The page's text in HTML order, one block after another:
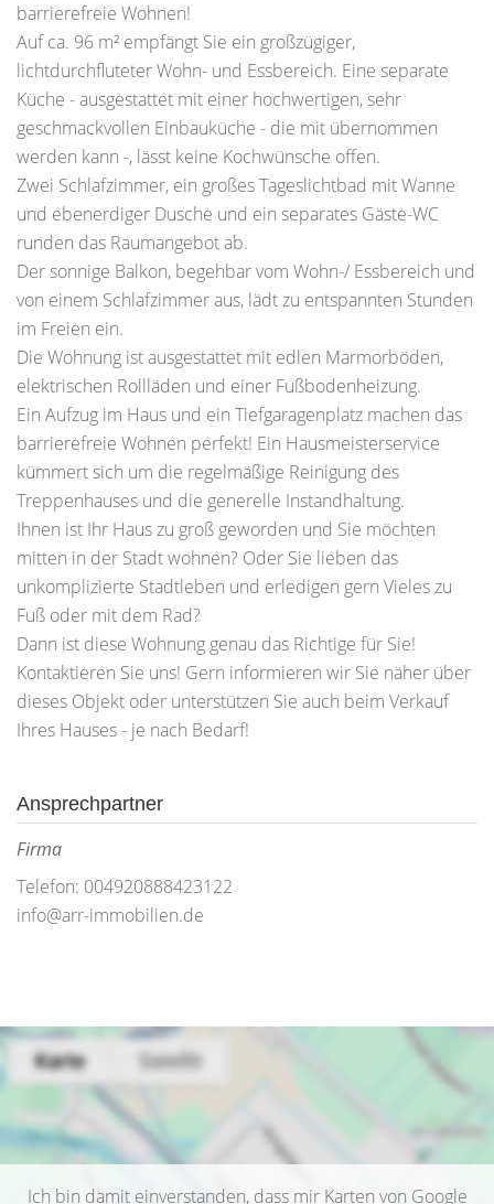
barrierefreie Wohnen!
Auf ca. 96 m² empfängt Sie ein großzügiger,
lichtdurchfluteter Wohn- und Essbereich. Eine separate
Küche - ausgestattet mit einer hochwertigen, sehr
geschmackvollen Einbauküche - die mit übernommen
werden kann -, lässt keine Kochwünsche offen.
Zwei Schlafzimmer, ein großes Tageslichtbad mit Wanne
und ebenerdiger Dusche und ein separates Gäste-WC
runden das Raumangebot ab.
Der sonnige Balkon, begehbar vom Wohn-/ Essbereich und
von einem Schlafzimmer aus, lädt zu entspannten Stunden
im Freien ein.
Die Wohnung ist ausgestattet mit edlen Marmorböden,
elektrischen Rollläden und einer Fußbodenheizung.
Ein Aufzug im Haus und ein Tiefgaragenplatz machen das
barrierefreie Wohnen perfekt! Ein Hausmeisterservice
kümmert sich um die regelmäßige Reinigung des
Treppenhauses und die generelle Instandhaltung.
Ihnen ist Ihr Haus zu groß geworden und Sie möchten
mitten in der Stadt wohnen? Oder Sie lieben das
unkomplizierte Stadtleben und erledigen gern Vieles zu
Fuß oder mit dem Rad?
Dann ist diese Wohnung genau das Richtige für Sie!
Kontaktieren Sie uns! Gern informieren wir Sie näher über
dieses Objekt oder unterstützen Sie auch beim Verkauf
Ihres Hauses - je nach Bedarf!
Ansprechpartner
Firma
Telefon: 004920888423122
info@arr-immobilien.de
Ich bin damit einverstanden, dass mir Karten von Google